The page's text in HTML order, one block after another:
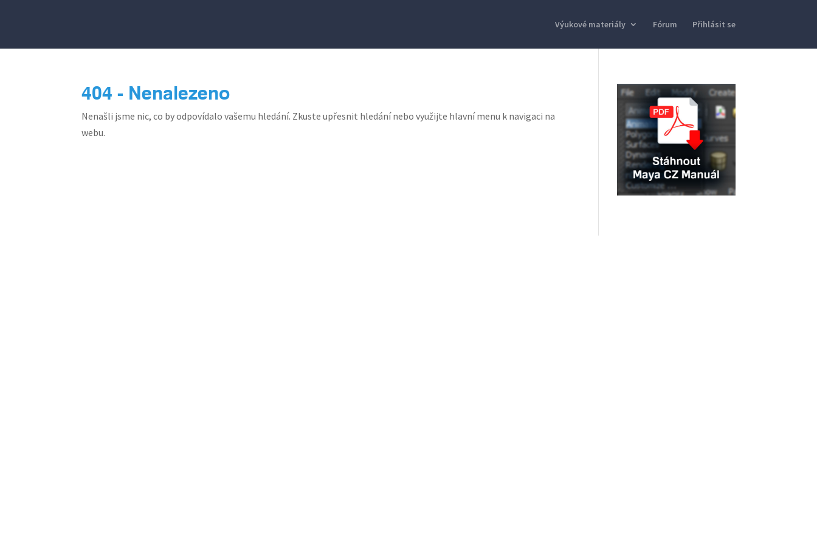
Výukové materiály Fórum Přihlásit se
404 - Nenalezeno
Nenašli jsme nic, co by odpovídalo vašemu hledání. Zkuste upřesnit hledání nebo využijte hlavní menu k navigaci na
webu.